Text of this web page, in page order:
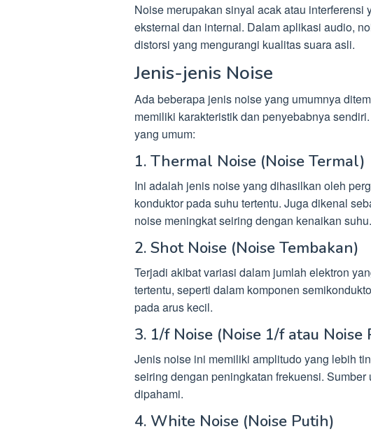
Noise merupakan sinyal acak atau interferensi
eksternal dan internal. Dalam aplikasi audio,
distorsi yang mengurangi kualitas suara asli.
Jenis-jenis Noise
Ada beberapa jenis noise yang umumnya
memiliki karakteristik dan penyebabnya
yang umum:
1. Thermal Noise (Noise Termal)
Ini adalah jenis noise yang dihasilkan oleh
konduktor pada suhu tertentu. Juga dikenal
noise meningkat seiring dengan kenaikan suhu.
2. Shot Noise (Noise Tembakan)
Terjadi akibat variasi dalam jumlah elektron
tertentu, seperti dalam komponen
pada arus kecil.
3. 1/f Noise (Noise 1/f atau Noise
Jenis noise ini memiliki amplitudo yang lebih
seiring dengan peningkatan frekuensi.
dipahami.
4. White Noise (Noise Putih)